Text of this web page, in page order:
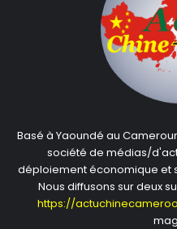
Basé à Yaoundé au
société de médias/
déploiement économique et
Nous diffusons sur deux
https://